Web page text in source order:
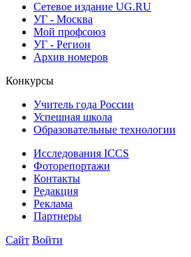
Сетевое издание UG.RU
УГ - Москва
Мой профсоюз
УГ - Регион
Архив номеров
Конкурсы
Учитель года России
Успешная школа
Образовательные технологии
Исследования ICCS
Фоторепортажи
Контакты
Редакция
Реклама
Партнеры
Сайт Войти